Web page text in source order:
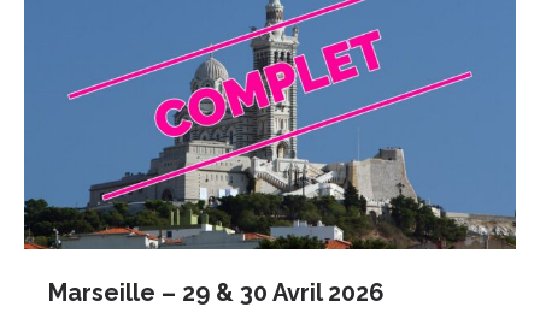
Marseille – 29 & 30 Avril 2026